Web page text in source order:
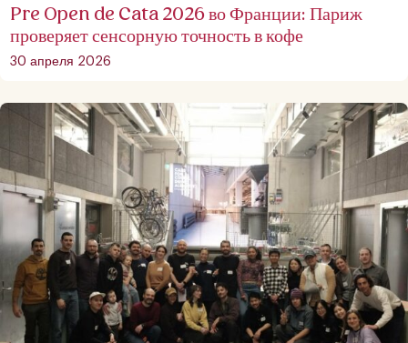
Pre Open de Cata 2026 во Франции: Париж
проверяет сенсорную точность в кофе
30 апреля 2026